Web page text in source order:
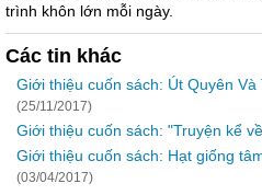
trình khôn lớn mỗi ngày.
Các tin khác
Giới thiệu cuốn sách: Út Quyên
(25/11/2017)
Giới thiệu cuốn sách: "Truyện kể
Giới thiệu cuốn sách: Hạt giống
(03/04/2017)